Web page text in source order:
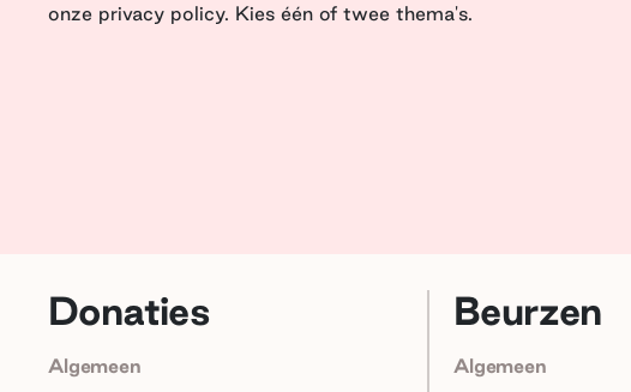
onze privacy policy. Kies één of twee thema's.
Donaties
Algemeen
Beurzen
Algemeen